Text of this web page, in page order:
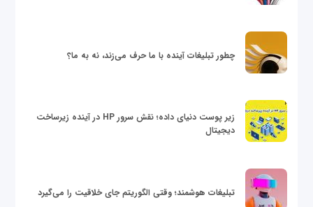
چطور تبلیغات آینده با ما حرف می‌زند، نه به ما؟
زیر پوست دنیای داده؛ نقش سرور HP در آینده زیرساخت
دیجیتال
تبلیغات هوشمند؛ وقتی الگوریتم جای خلاقیت را می‌گیرد